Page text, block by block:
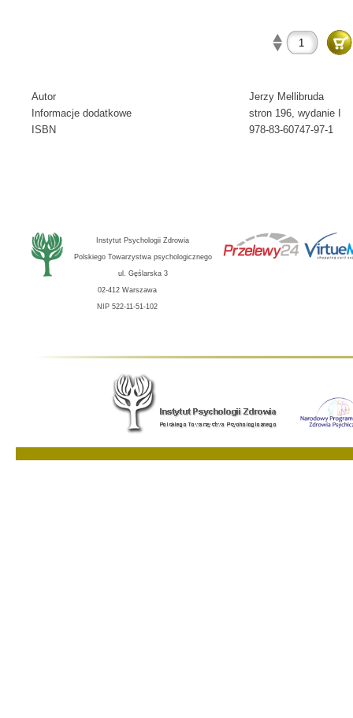
Autor
Jerzy Mellibruda
Informacje dodatkowe
stron 196, wydanie I
ISBN
978-83-60747-97-1
Instytut Psychologii Zdrowia
Polskiego Towarzystwa psychologicznego
ul. Gęślarska 3
02-412 Warszawa
NIP 522-11-51-102